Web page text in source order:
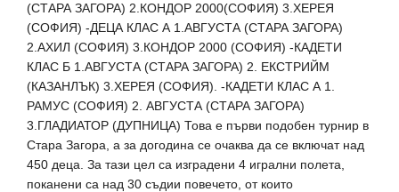
(СТАРА ЗАГОРА) 2.КОНДОР 2000(СОФИЯ) 3.ХЕРЕЯ
(СОФИЯ) -ДЕЦА КЛАС А 1.АВГУСТА (СТАРА ЗАГОРА)
2.АХИЛ (СОФИЯ) 3.КОНДОР 2000 (СОФИЯ) -КАДЕТИ
КЛАС Б 1.АВГУСТА (СТАРА ЗАГОРА) 2. ЕКСТРИЙМ
(КАЗАНЛЪК) 3.ХЕРЕЯ (СОФИЯ). -КАДЕТИ КЛАС А 1.
РАМУС (СОФИЯ) 2. АВГУСТА (СТАРА ЗАГОРА)
3.ГЛАДИАТОР (ДУПНИЦА) Това е първи подобен турнир в
Стара Загора, а за догодина се очаква да се включат над
450 деца. За тази цел са изградени 4 игрални полета,
поканени са над 30 съдии повечето, от които